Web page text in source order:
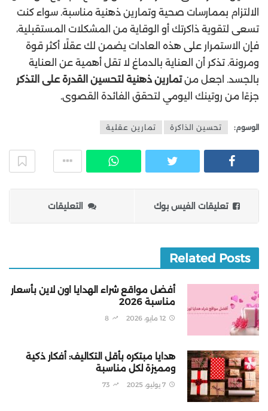
الالتزام بممارسات صحية وتمارين ذهنية مناسبة. سواء كنت
تسعى لتقوية ذاكرتك أو الوقاية من المشكلات المستقبلية،
فإن الاستمرار على هذه العادات يضمن لك عقلًا أكثر قوة
ومرونة. تذكر أن العناية بالدماغ لا تقل أهمية عن العناية
بالجسد. اجعل منتمارين ذهنية لتحسين القدرة على التذكر
جزءًا من روتينك اليومي لتحقق الفائدة القصوى.
الوسوم: تحسين الذاكرة تمارين عقلية
تعليقات الفيس بوك التعليقات
Related Posts
أفضل مواقع شراء الهدايا اون لاين بأسعار
مناسبة 2026
12 مايو، 2026 8
هدايا مبتكره بأقل التكاليف: أفكار ذكية
ومميزة لكل مناسبة
7 يوليو، 2025 73